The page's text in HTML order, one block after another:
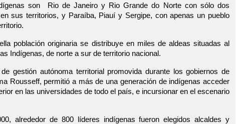
son Rio de Janeiro y Rio Grande do Norte con sólo dos
sus territorios, y Paraíba, Piauí y Sergipe, con apenas un pueblo
población originaria se distribuye en miles de aldeas situadas al
Indígenas, de norte a sur de territorio nacional.
gestión autónoma territorial promovida durante los gobiernos de
Rousseff, permitió a más de una generación de indígenas acceder
en las universidades de todo el país, e incursionar en el escenario
alrededor de 800 líderes indígenas fueron elegidos alcaldes y